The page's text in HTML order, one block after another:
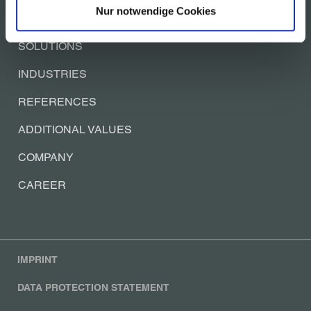
Nur notwendige Cookies
SOLUTIONS
INDUSTRIES
REFERENCES
ADDITIONAL VALUES
COMPANY
CAREER
IMPRINT
DATA PROTECTION STATEMENT